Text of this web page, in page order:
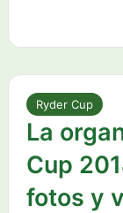
Ryder Cup
La
Cup
fotos y